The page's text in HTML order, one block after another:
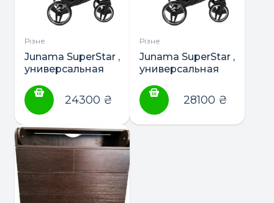
Різне
Junama SuperStar ,
универсальная
24300 ₴
Різне
Junama SuperStar ,
универсальная
28100 ₴